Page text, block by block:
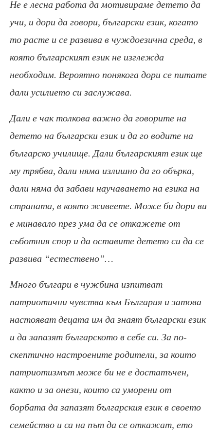
Не е лесна работа да мотивираме детето да
учи, и дори да говори, български език, когато
то расте и се развива в чуждоезична среда, в
която българският език не изглежда
необходим. Вероятно понякога дори се питате
дали усилието си заслужава.
Дали е чак толкова важно да говорите на
детето на български език и да го водите на
българско училище. Дали българският език ще
му трябва, дали няма излишно да го обърка,
дали няма да забави научаването на езика на
страната, в която живеете. Може би дори ви
е минавало през ума да се откажете от
съботния спор и да оставите детето си да се
развива “естествено”…
Много българи в чужбина изпитват
патриотични чувства към България и затова
настояват децата им да знаят български език
и да запазят българското в себе си. За по-
скептично настроените родители, за които
патриотизмът може би не е достатъчен,
както и за онези, които са уморени от
борбата да запазят българския език в своето
семейство и са на път да се откажат, ето